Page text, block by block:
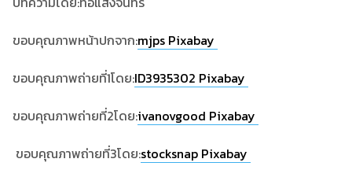
ขอบคุณภาพหน้าปกจาก:mjps Pixabay
ขอบคุณภาพถ่ายที่1โดย:ID3935302 Pixabay
ขอบคุณภาพถ่ายที่2โดย:ivanovgood Pixabay
ขอบคุณภาพถ่ายที่3โดย:stocksnap Pixabay